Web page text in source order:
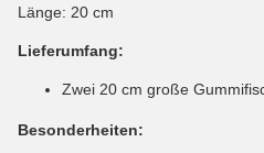
Länge: 20 cm
Lieferumfang:
Zwei 20 cm große
Besonderheiten: